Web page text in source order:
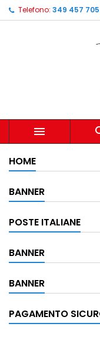
Telefono: 349 457

HOME
BANNER
POSTE ITALIANE
BANNER
BANNER
PAGAMENTO